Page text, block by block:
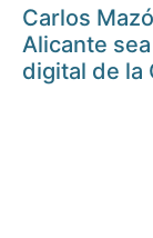
Carlos
Alicante
digital de la